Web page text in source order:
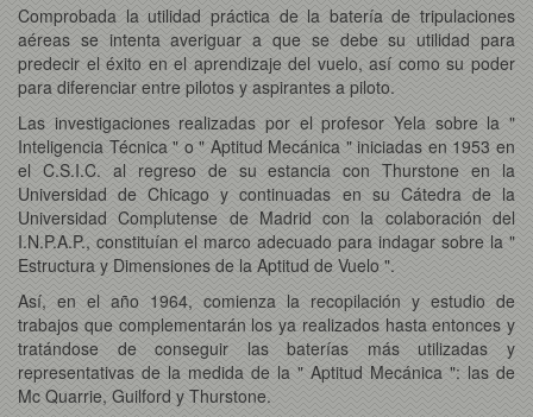
Comprobada la utilidad práctica de la batería de tripulaciones
aéreas se intenta averiguar a que se debe su utilidad para
predecir el éxito en el aprendizaje del vuelo, así como su poder
para diferenciar entre pilotos y aspirantes a piloto.
Las investigaciones realizadas por el profesor Yela sobre la "
Inteligencia Técnica " o " Aptitud Mecánica " iniciadas en 1953 en
el C.S.I.C. al regreso de su estancia con Thurstone en la
Universidad de Chicago y continuadas en su Cátedra de la
Universidad Complutense de Madrid con la colaboración del
I.N.P.A.P., constituían el marco adecuado para indagar sobre la "
Estructura y Dimensiones de la Aptitud de Vuelo ".
Así, en el año 1964, comienza la recopilación y estudio de
trabajos que complementarán los ya realizados hasta entonces y
tratándose de conseguir las baterías más utilizadas y
representativas de la medida de la " Aptitud Mecánica ": las de
Mc Quarrie, Guilford y Thurstone.